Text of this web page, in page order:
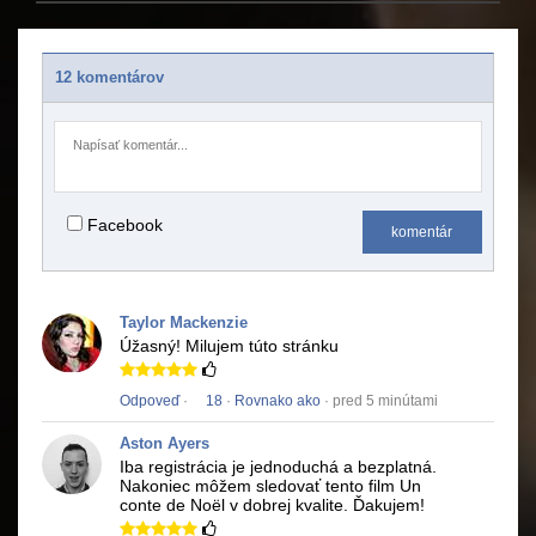
12 komentárov
Facebook komentár
Taylor Mackenzie
Úžasný! Milujem túto stránku
Odpoveď· 18 · Rovnako ako · pred 5 minútami
Aston Ayers
Iba registrácia je jednoduchá a bezplatná.
Nakoniec môžem sledovať tento film Un
conte de Noël v dobrej kvalite. Ďakujem!